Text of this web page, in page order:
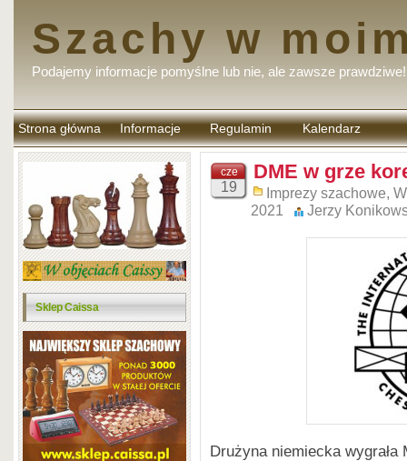
Szachy w
Podajemy informacje pomyślne lub nie, ale zawsze prawdziwe!
Strona główna Informacje Regulamin
komentarzy
Kalendarz
Sklep Caissa
cze
19
DME w grze
Imprezy szachowe,
2021
Jerzy
Drużyna niemiecka